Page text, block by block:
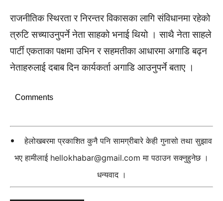
राजनीतिक स्थिरता र निरन्तर विकासका लागि संविधानमा रहेको
त्रुटि सच्याउनुपर्ने नेता साहको भनाई थियो । साथै नेता साहले
पार्टी एकताका पक्षमा उभिन र सहमतीका आधारमा अगाडि बढ्न
नेताहरुलाई दबाब दिन कार्यकर्ता अगाडि आउनुपर्ने बताए ।
Comments
हेलोखबरमा प्रकाशित कुनै पनि सामग्रीबारे केही गुनासो तथा सुझाव
भए हामीलाई hellokhabar@gmail.com मा पठाउन सक्नुहुनेछ ।
धन्यवाद ।